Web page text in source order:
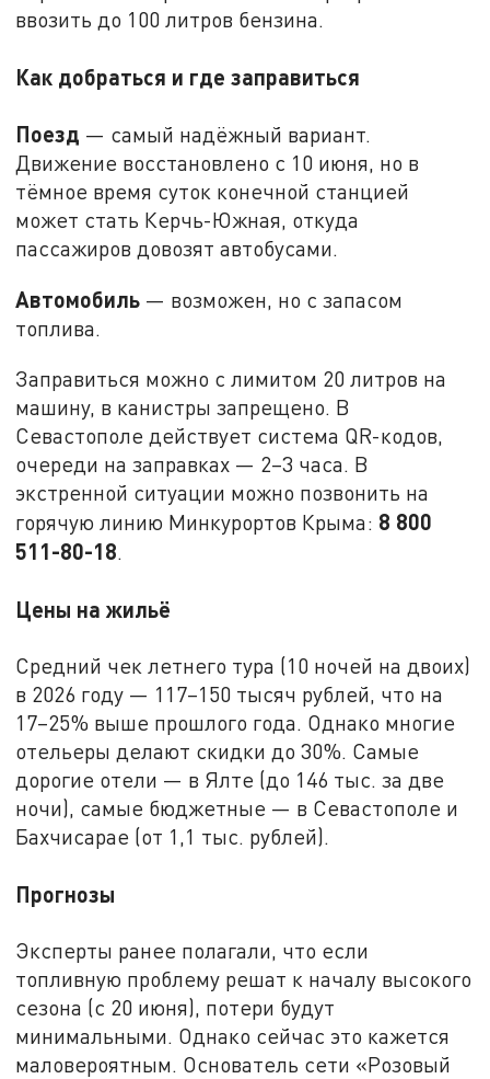
ввозить до 100 литров бензина.
Как добраться и где заправиться
Поезд — самый надёжный вариант.
Движение восстановлено с 10 июня, но в
тёмное время суток конечной станцией
может стать Керчь-Южная, откуда
пассажиров довозят автобусами.
Автомобиль — возможен, но с запасом
топлива.
Заправиться можно с лимитом 20 литров на
машину, в канистры запрещено. В
Севастополе действует система QR-кодов,
очереди на заправках — 2–3 часа. В
экстренной ситуации можно позвонить на
горячую линию Минкурортов Крыма: 8 800
511-80-18
Цены на жильё
Средний чек летнего тура (10 ночей на двоих)
в 2026 году — 117–150 тысяч рублей, что на
17–25% выше прошлого года. Однако многие
отельеры делают скидки до 30%. Самые
дорогие отели — в Ялте (до 146 тыс. за две
ночи), самые бюджетные — в Севастополе и
Бахчисарае (от 1,1 тыс. рублей).
Прогнозы
Эксперты ранее полагали, что если
топливную проблему решат к началу высокого
сезона (с 20 июня), потери будут
минимальными. Однако сейчас это кажется
маловероятным. Основатель сети «Розовый